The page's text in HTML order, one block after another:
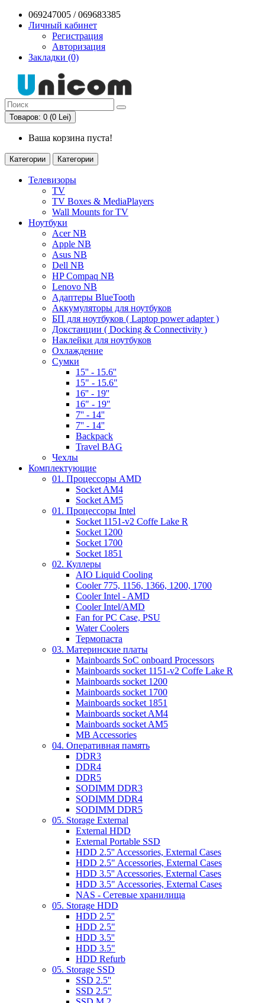
069247005 / 069683385
Личный кабинет
Регистрация
Авторизация
Закладки (0)
Товаров: 0 (0 Lei)
Ваша корзина пуста!
Категории Категории
Телевизоры
TV
TV Boxes & MediaPlayers
Wall Mounts for TV
Ноутбуки
Acer NB
Apple NB
Asus NB
Dell NB
HP Compaq NB
Lenovo NB
Адаптеры BlueTooth
Аккумуляторы для ноутбуков
БП для ноутбуков ( Laptop power adapter )
Докстанции ( Docking & Connectivity )
Наклейки для ноутбуков
Охлаждение
Сумки
15'' - 15.6''
15" - 15.6"
16'' - 19''
16" - 19"
7'' - 14''
7'' - 14''
Backpack
Travel BAG
Чехлы
Комплектующие
01. Процессоры AMD
Socket AM4
Socket AM5
01. Процессоры Intel
Socket 1151-v2 Coffe Lake R
Socket 1200
Socket 1700
Socket 1851
02. Куллеры
AIO Liquid Cooling
Cooler 775, 1156, 1366, 1200, 1700
Cooler Intel - AMD
Cooler Intel/AMD
Fan for PC Case, PSU
Water Coolers
Термопаста
03. Материнские платы
Mainboards SoC onboard Processors
Mainboards socket 1151-v2 Coffe Lake R
Mainboards socket 1200
Mainboards socket 1700
Mainboards socket 1851
Mainboards socket AM4
Mainboards socket AM5
MB Accessories
04. Оперативная память
DDR3
DDR4
DDR5
SODIMM DDR3
SODIMM DDR4
SODIMM DDR5
05. Storage External
External HDD
External Portable SSD
HDD 2.5'' Accessories, External Cases
HDD 2.5" Accessories, External Cases
HDD 3.5'' Accessories, External Cases
HDD 3.5" Accessories, External Cases
NAS - Сетевые хранилища
05. Storage HDD
HDD 2.5''
HDD 2.5"
HDD 3.5''
HDD 3.5"
HDD Refurb
05. Storage SSD
SSD 2.5''
SSD 2.5"